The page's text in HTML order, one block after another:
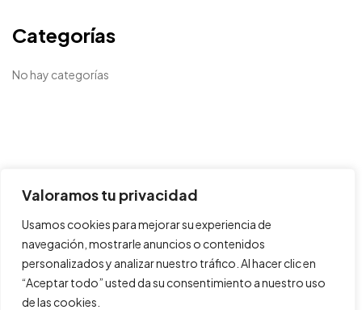
Valoramos tu privacidad
Usamos cookies para mejorar su experiencia de
navegación, mostrarle anuncios o contenidos
personalizados y analizar nuestro tráfico. Al hacer clic en
“Aceptar todo” usted da su consentimiento a nuestro uso
de las cookies.
Categorías
No hay categorías
Consultoria
Botiga
Contacte